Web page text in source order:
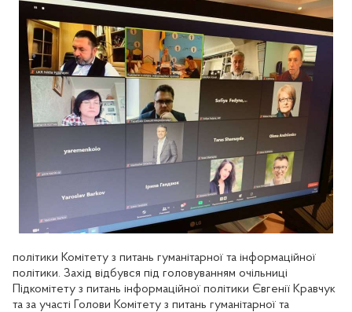
політики Комітету з питань гуманітарної та інформаційної
політики. Захід відбувся під головуванням очільниці
Підкомітету з питань інформаційної політики Євгенії Кравчук
та за участі Голови Комітету з питань гуманітарної та